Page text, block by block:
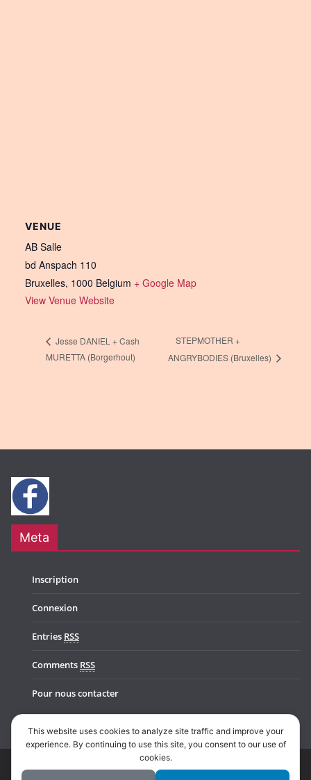
VENUE
AB Salle
bd Anspach 110
Bruxelles, 1000 Belgium + Google Map
View Venue Website
Jesse DANIEL + Cash
MURETTA (Borgerhout)
STEPMOTHER +
ANGRYBODIES (Bruxelles)
Meta
Inscription
Connexion
Entries RSS
Comments RSS
Pour nous contacter
Copyright © 2026Music In Belgium. All rights reserved.
This website uses cookies to analyze site traffic and improve your
experience. By continuing to use this site, you consent to our use of
cookies.